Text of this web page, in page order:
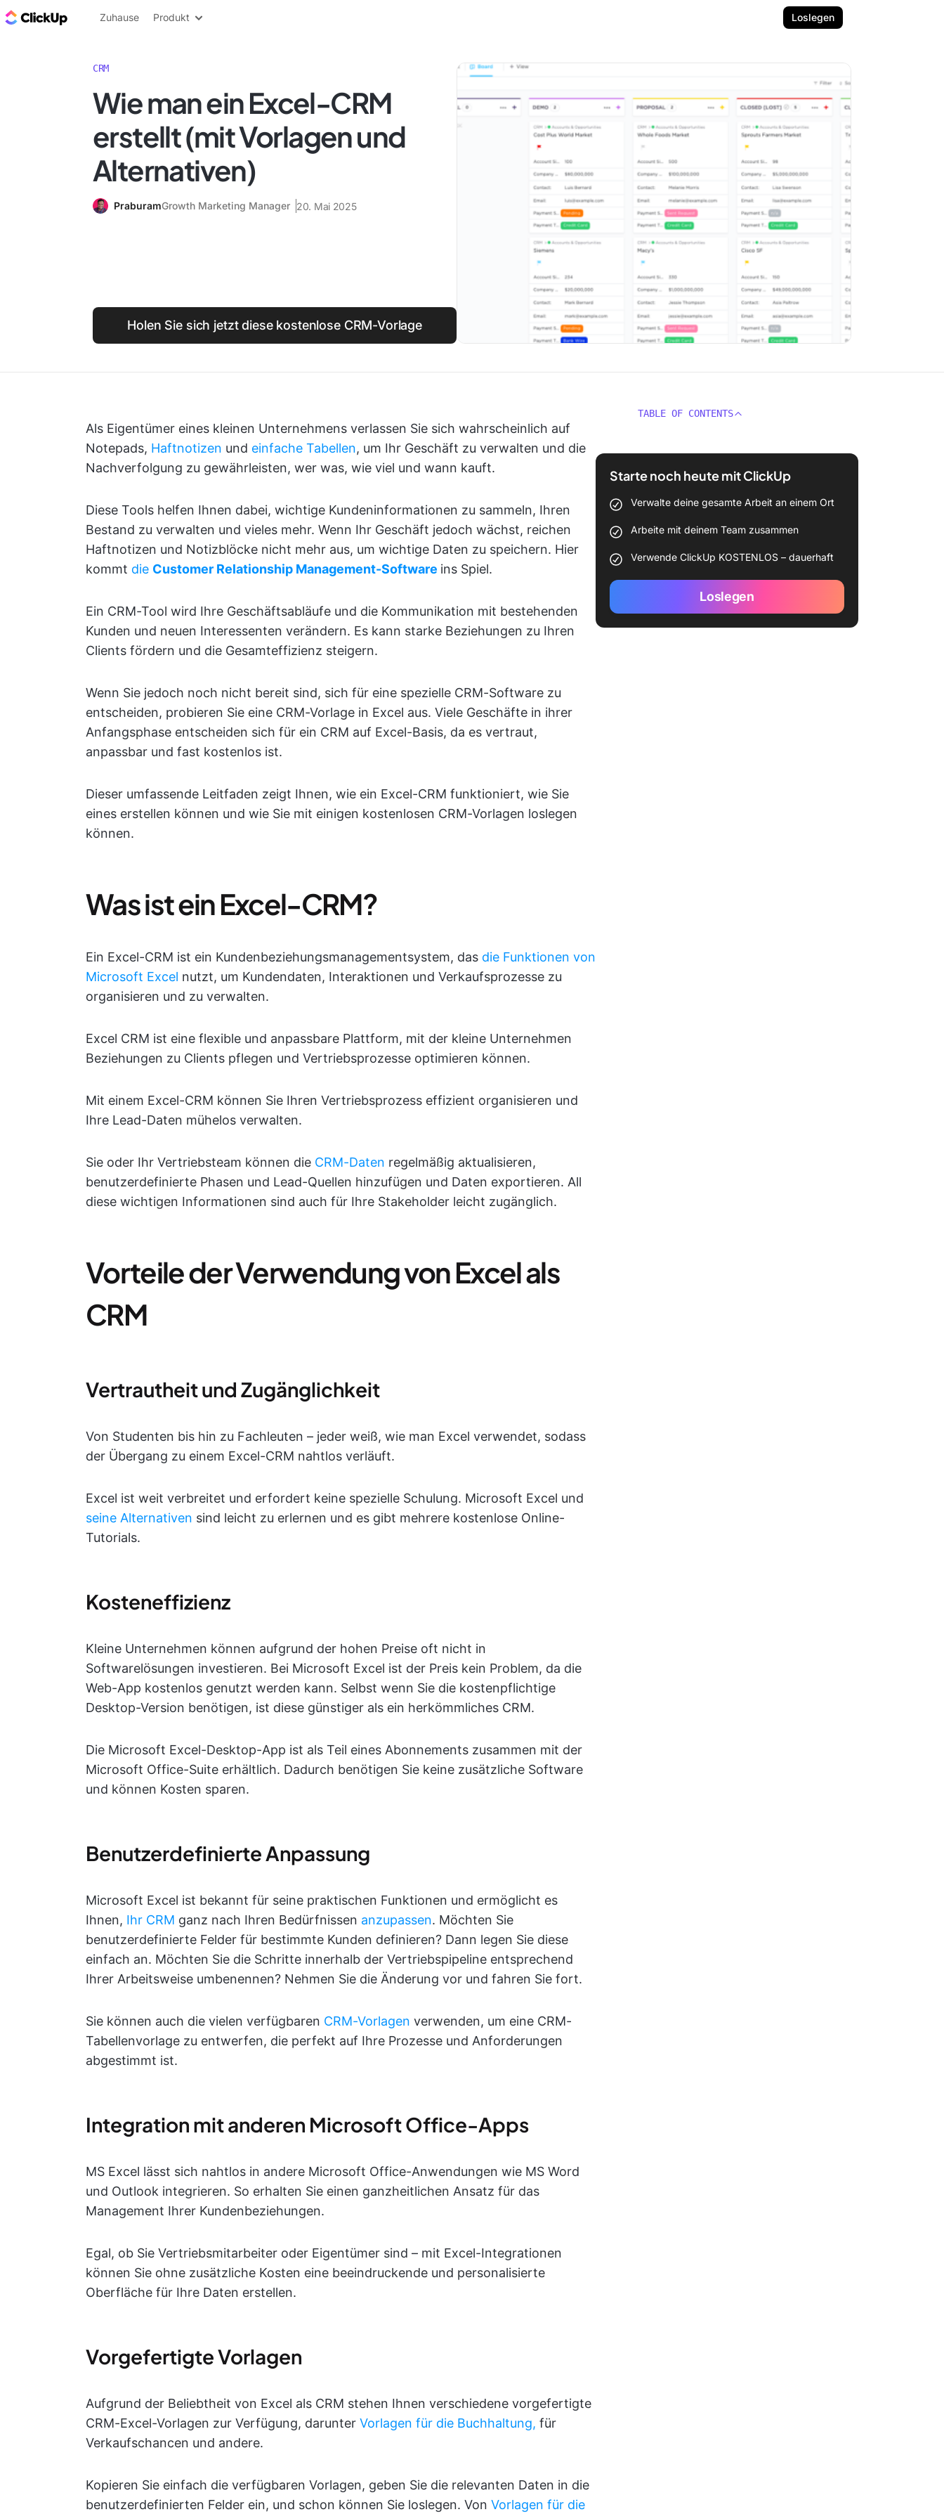
ClickUp Blog
Zuhause Produkt Loslegen
CRM
Wie man ein Excel-CRM
erstellt (mit Vorlagen und
Alternativen)
PraburamGrowth Marketing Manager 20. Mai 2025
Holen Sie sich jetzt diese kostenlose CRM-Vorlage
Als Eigentümer eines kleinen Unternehmens verlassen Sie sich wahrscheinlich auf
Notepads, Haftnotizen und einfache Tabellen, um Ihr Geschäft zu verwalten und die
Nachverfolgung zu gewährleisten, wer was, wie viel und wann kauft.
Diese Tools helfen Ihnen dabei, wichtige Kundeninformationen zu sammeln, Ihren
Bestand zu verwalten und vieles mehr. Wenn Ihr Geschäft jedoch wächst, reichen
Haftnotizen und Notizblöcke nicht mehr aus, um wichtige Daten zu speichern. Hier
kommt die Customer Relationship Management-Software ins Spiel.
Ein CRM-Tool wird Ihre Geschäftsabläufe und die Kommunikation mit bestehenden
Kunden und neuen Interessenten verändern. Es kann starke Beziehungen zu Ihren
Clients fördern und die Gesamteffizienz steigern.
Wenn Sie jedoch noch nicht bereit sind, sich für eine spezielle CRM-Software zu
entscheiden, probieren Sie eine CRM-Vorlage in Excel aus. Viele Geschäfte in ihrer
Anfangsphase entscheiden sich für ein CRM auf Excel-Basis, da es vertraut,
anpassbar und fast kostenlos ist.
Dieser umfassende Leitfaden zeigt Ihnen, wie ein Excel-CRM funktioniert, wie Sie
eines erstellen können und wie Sie mit einigen kostenlosen CRM-Vorlagen loslegen
können.
Was ist ein Excel-CRM?
Ein Excel-CRM ist ein Kundenbeziehungsmanagementsystem, das die Funktionen von
Microsoft Excel nutzt, um Kundendaten, Interaktionen und Verkaufsprozesse zu
organisieren und zu verwalten.
Excel CRM ist eine flexible und anpassbare Plattform, mit der kleine Unternehmen
Beziehungen zu Clients pflegen und Vertriebsprozesse optimieren können.
Mit einem Excel-CRM können Sie Ihren Vertriebsprozess effizient organisieren und
Ihre Lead-Daten mühelos verwalten.
Sie oder Ihr Vertriebsteam können die CRM-Daten regelmäßig aktualisieren,
benutzerdefinierte Phasen und Lead-Quellen hinzufügen und Daten exportieren. All
diese wichtigen Informationen sind auch für Ihre Stakeholder leicht zugänglich.
Vorteile der Verwendung von Excel als
CRM
Vertrautheit und Zugänglichkeit
Von Studenten bis hin zu Fachleuten – jeder weiß, wie man Excel verwendet, sodass
der Übergang zu einem Excel-CRM nahtlos verläuft.
Excel ist weit verbreitet und erfordert keine spezielle Schulung. Microsoft Excel und
seine Alternativen sind leicht zu erlernen und es gibt mehrere kostenlose Online-
Tutorials.
Kosteneffizienz
Kleine Unternehmen können aufgrund der hohen Preise oft nicht in
Softwarelösungen investieren. Bei Microsoft Excel ist der Preis kein Problem, da die
Web-App kostenlos genutzt werden kann. Selbst wenn Sie die kostenpflichtige
Desktop-Version benötigen, ist diese günstiger als ein herkömmliches CRM.
Die Microsoft Excel-Desktop-App ist als Teil eines Abonnements zusammen mit der
Microsoft Office-Suite erhältlich. Dadurch benötigen Sie keine zusätzliche Software
und können Kosten sparen.
Benutzerdefinierte Anpassung
Microsoft Excel ist bekannt für seine praktischen Funktionen und ermöglicht es
Ihnen, Ihr CRM ganz nach Ihren Bedürfnissen anzupassen. Möchten Sie
benutzerdefinierte Felder für bestimmte Kunden definieren? Dann legen Sie diese
einfach an. Möchten Sie die Schritte innerhalb der Vertriebspipeline entsprechend
Ihrer Arbeitsweise umbenennen? Nehmen Sie die Änderung vor und fahren Sie fort.
Sie können auch die vielen verfügbaren CRM-Vorlagen verwenden, um eine CRM-
Tabellenvorlage zu entwerfen, die perfekt auf Ihre Prozesse und Anforderungen
abgestimmt ist.
Integration mit anderen Microsoft Office-Apps
MS Excel lässt sich nahtlos in andere Microsoft Office-Anwendungen wie MS Word
und Outlook integrieren. So erhalten Sie einen ganzheitlichen Ansatz für das
Management Ihrer Kundenbeziehungen.
Egal, ob Sie Vertriebsmitarbeiter oder Eigentümer sind – mit Excel-Integrationen
können Sie ohne zusätzliche Kosten eine beeindruckende und personalisierte
Oberfläche für Ihre Daten erstellen.
Vorgefertigte Vorlagen
Aufgrund der Beliebtheit von Excel als CRM stehen Ihnen verschiedene vorgefertigte
CRM-Excel-Vorlagen zur Verfügung, darunter Vorlagen für die Buchhaltung, für
Verkaufschancen und andere.
Kopieren Sie einfach die verfügbaren Vorlagen, geben Sie die relevanten Daten in die
benutzerdefinierten Felder ein, und schon können Sie loslegen. Von Vorlagen für die
TABLE OF CONTENTS
Starte noch heute mit ClickUp
Verwalte deine gesamte Arbeit an einem Ort
Arbeite mit deinem Team zusammen
Verwende ClickUp KOSTENLOS – dauerhaft
Loslegen